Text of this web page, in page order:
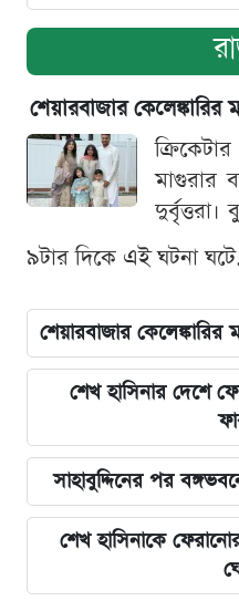
শেয়ারবাজার
মাগুরার
৯টার দিকে এই ঘটনা
শেয়ারবাজার
শেখ হাসিনার দেশে
সাহাবুদ্দিনের পর
শেখ হাসিনাকে ফেরানোর